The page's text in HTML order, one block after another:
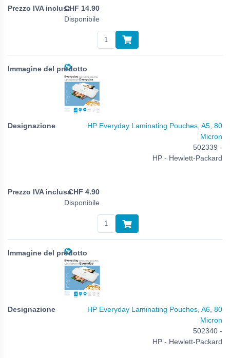
CHF 14.90
Disponibile
HP Everyday Laminating Pouches, A5, 80
Micron
502339 -
HP - Hewlett-Packard
CHF 4.90
Disponibile
HP Everyday Laminating Pouches, A6, 80
Micron
502340 -
HP - Hewlett-Packard